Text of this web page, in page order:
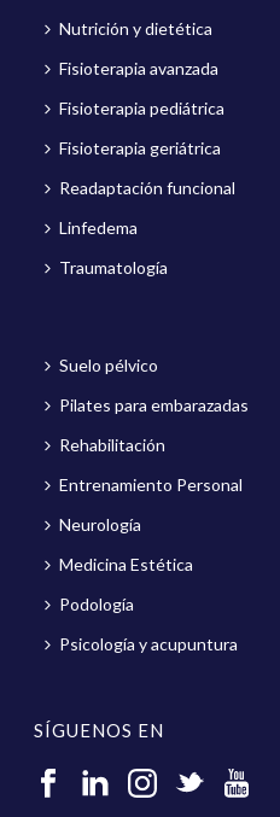
Nutrición y dietética
Fisioterapia avanzada
Fisioterapia pediátrica
Fisioterapia geriátrica
Readaptación funcional
Linfedema
Traumatología
Suelo pélvico
Pilates para embarazadas
Rehabilitación
Entrenamiento Personal
Neurología
Medicina Estética
Podología
Psicología y acupuntura
SÍGUENOS EN